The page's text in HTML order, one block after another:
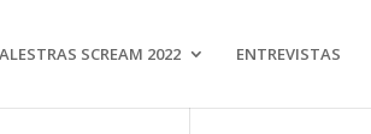
SCREAM 2022 ENTREVISTAS